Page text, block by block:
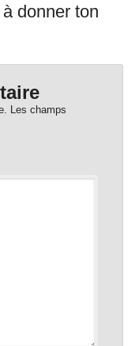
donner ton
Les champs